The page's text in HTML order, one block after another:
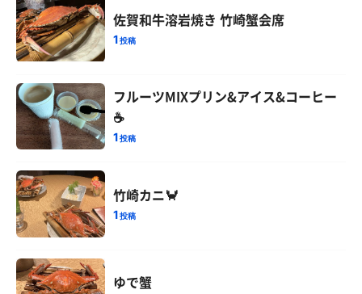
佐賀和牛溶岩焼き 竹崎蟹会席
1投稿
フルーツMIXプリン&アイス&コーヒー
☕
1投稿
竹崎カニ🦀
1投稿
ゆで蟹